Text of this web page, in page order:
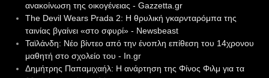
ανακοίνωση της οικογένειας - Gazzetta.gr
The Devil Wears Prada 2: Η θρυλική γκαρνταρόμπα της
ταινίας βγαίνει «στο σφυρί» - Newsbeast
Ταϊλάνδη: Νέο βίντεο από την ένοπλη επίθεση του 14χρονου
μαθητή στο σχολείο του - In.gr
Δημήτρης Παπαμιχαήλ: Η ανάρτηση της Φίνος Φιλμ για τα